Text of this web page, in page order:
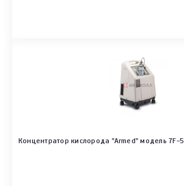
Концентратор кислорода "Armed" модель 7F-5